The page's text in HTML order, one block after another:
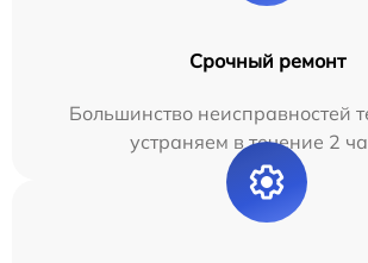
Срочный ремонт
Большинство неисправностей
устраняем в течение 2